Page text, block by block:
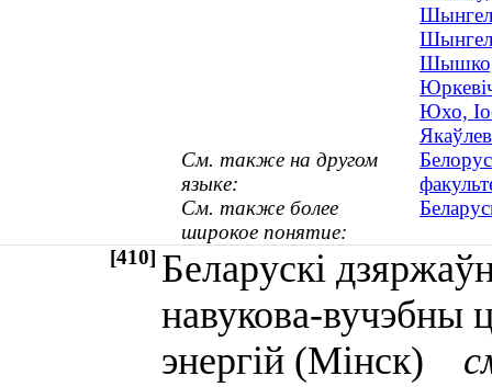
Шышко,
Юхо,
См. также на другом
языке:
См. также более
широкое понятие:
[410] Беларускі
навукова-вучэбны
энергій (Мінск)